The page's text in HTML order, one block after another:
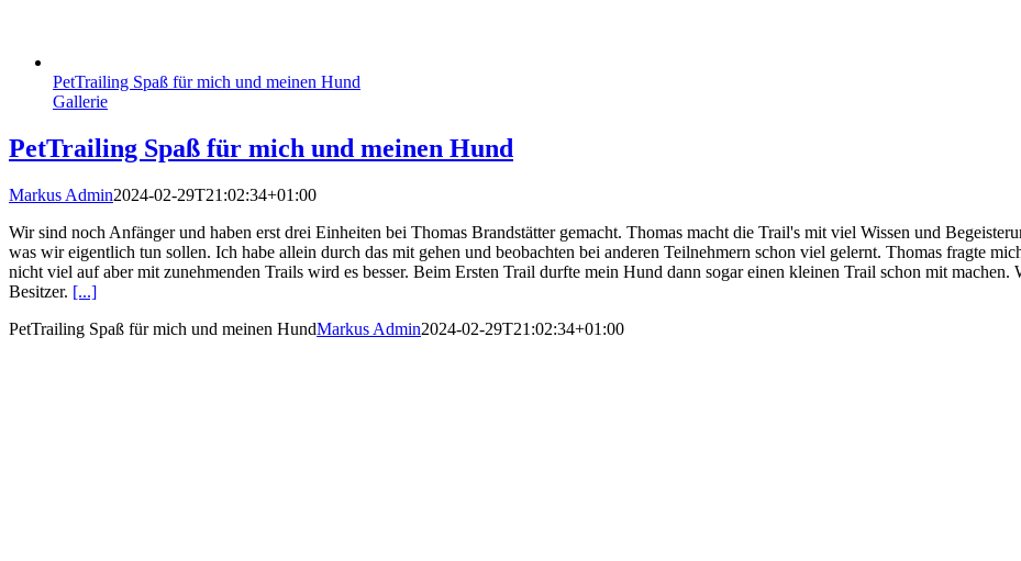
PetTrailing Spaß für mich und meinen Hund
Gallerie
PetTrailing Spaß für mich und meinen Hund
Markus Admin2024-02-29T21:02:34+01:00
Wir sind noch Anfänger und haben erst drei Einheiten bei Thomas Brandstätter gemacht. Thomas macht die Trail's mit viel Wissen und
was wir eigentlich tun sollen. Ich habe allein durch das mit gehen und beobachten bei anderen Teilnehmern schon viel gelernt. Thomas fragte
nicht viel auf aber mit zunehmenden Trails wird es besser. Beim Ersten Trail durfte mein Hund dann sogar einen kleinen Trail schon mit
Besitzer. [...]
PetTrailing Spaß für mich und meinen HundMarkus Admin2024-02-29T21:02:34+01:00